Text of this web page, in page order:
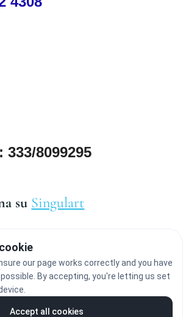
: 333/8099295
su Singulart
- 16129 Genova
our page works correctly and you have
By accepting, you're letting us set
Accept all cookies